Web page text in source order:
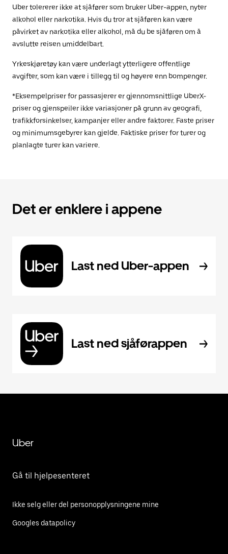
Uber tolererer ikke at sjåfører som bruker Uber-appen, nyter
alkohol eller narkotika. Hvis du tror at sjåføren kan være
påvirket av narkotika eller alkohol, må du be sjåføren om å
avslutte reisen umiddelbart.
Yrkeskjøretøy kan være underlagt ytterligere offentlige
avgifter, som kan være i tillegg til og høyere enn bompenger.
*Eksempelpriser for passasjerer er gjennomsnittlige UberX-
priser og gjenspeiler ikke variasjoner på grunn av geografi,
trafikkforsinkelser, kampanjer eller andre faktorer. Faste priser
og minimumsgebyrer kan gjelde. Faktiske priser for turer og
planlagte turer kan variere.
Det er enklere i appene
Last ned Uber-appen
Last ned sjåførappen
Uber
Gå til hjelpesenteret
Ikke selg eller del personopplysningene mine
Googles datapolicy